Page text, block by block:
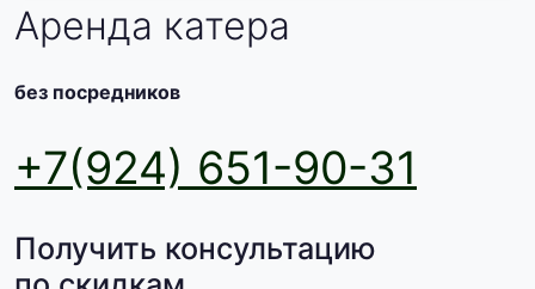
Аренда катера
без посредников
+7(924) 651-90-31
Получить консультацию